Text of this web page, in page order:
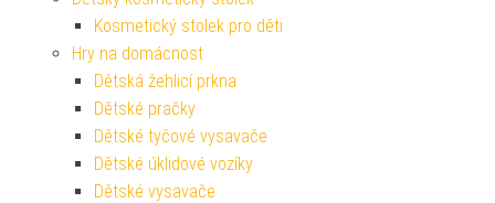
Kosmetický stolek pro děti
Hry na domácnost
Dětská žehlicí prkna
Dětské pračky
Dětské tyčové vysavače
Dětské úklidové vozíky
Dětské vysavače